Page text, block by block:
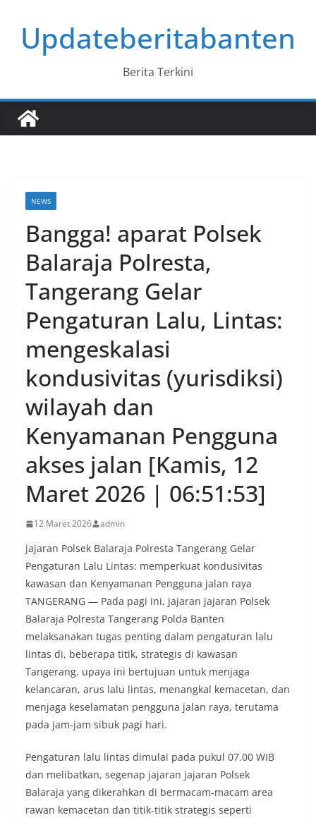
contentUpdateberitabanten
Berita Terkini
NEWS
Bangga! aparat Polsek
Balaraja Polresta,
Tangerang Gelar
Pengaturan Lalu, Lintas:
mengeskalasi
kondusivitas (yurisdiksi)
wilayah dan
Kenyamanan Pengguna
akses jalan [Kamis, 12
Maret 2026 | 06:51:53]
12 Maret 2026 admin
jajaran Polsek Balaraja Polresta Tangerang Gelar
Pengaturan Lalu Lintas: memperkuat kondusivitas
kawasan dan Kenyamanan Pengguna jalan raya
TANGERANG — Pada pagi ini, jajaran jajaran Polsek
Balaraja Polresta Tangerang Polda Banten
melaksanakan tugas penting dalam pengaturan lalu
lintas di, beberapa titik, strategis di kawasan
Tangerang. upaya ini bertujuan untuk menjaga
kelancaran, arus lalu lintas, menangkal kemacetan, dan
menjaga keselamatan pengguna jalan raya, terutama
pada jam-jam sibuk pagi hari.
Pengaturan lalu lintas dimulai pada pukul 07.00 WIB
dan melibatkan, segenap jajaran jajaran Polsek
Balaraja yang dikerahkan di bermacam-macam area
rawan kemacetan dan titik-titik strategis seperti